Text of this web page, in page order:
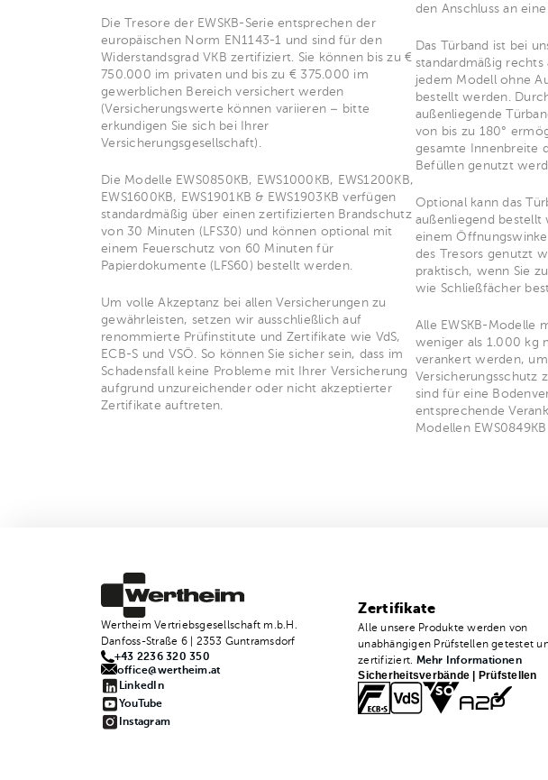
Die Tresore der EWSKB-Serie entsprechen der
europäischen Norm EN1143-1 und sind für den
Widerstandsgrad VKB zertifiziert. Sie können bis zu €
750.000 im privaten und bis zu € 375.000 im
gewerblichen Bereich versichert werden
(Versicherungswerte können variieren – bitte
erkundigen Sie sich bei Ihrer
Versicherungsgesellschaft).
Die Modelle EWS0850KB, EWS1000KB, EWS1200KB,
EWS1600KB, EWS1901KB & EWS1903KB verfügen
standardmäßig über einen zertifizierten Brandschutz
von 30 Minuten (LFS30) und können optional mit
einem Feuerschutz von 60 Minuten für
Papierdokumente (LFS60) bestellt werden.
Um volle Akzeptanz bei allen Versicherungen zu
gewährleisten, setzen wir ausschließlich auf
renommierte Prüfinstitute und Zertifikate wie VdS,
ECB-S und VSÖ. So können Sie sicher sein, dass im
Schadensfall keine Probleme mit Ihrer Versicherung
aufgrund unzureichender oder nicht akzeptierter
Zertifikate auftreten.
den Anschluss an
Das Türband ist bei
standardmäßig rechts
jedem Modell ohne
bestellt werden.
außenliegende
von bis zu 180°
gesamte Innenbreite
Befüllen genutzt
Optional kann das
außenliegend bestellt
einem
des Tresors genutzt
praktisch, wenn Sie
wie Schließfächer
Alle EWSKB-Modelle
weniger als 1.000 kg
verankert werden,
Versicherungsschutz
sind für eine
entsprechende
Modellen
Wertheim Vertriebsgesellschaft m.b.H.
Danfoss-Straße 6 | 2353 Guntramsdorf
+43 2236 320 350
office@wertheim.at
LinkedIn
YouTube
Instagram
Zertifikate
Alle unsere Produkte werden von
unabhängigen Prüfstellen getestet
zertifiziert. Mehr Informationen
Sicherheitsverbände | Prüfstellen